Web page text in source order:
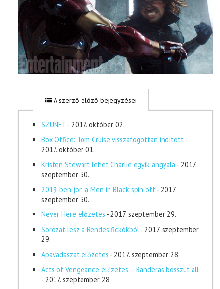
A szerző előző bejegyzései
SZÜNET - 2017. október 02.
Box Office: Tom Cruise visszafogottan indított -
2017. október 01.
Kristen Stewart lehet Charlie egyik angyala - 2017.
szeptember 30.
2019-ben jön a Men in Black spin off - 2017.
szeptember 30.
Never Here előzetes - 2017. szeptember 29.
Sorozat lesz a Rendes fickókból - 2017. szeptember
29.
Apavadászat előzetes - 2017. szeptember 28.
Acts of Vengeance előzetes – Banderas bosszút áll
- 2017. szeptember 28.